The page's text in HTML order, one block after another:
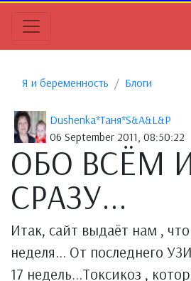
Я и беременность Блоги
Dushenka*Таня*S&A&L&P
06 September 2011, 08:50:22
ОБО ВСЁМ
СРАЗУ...
Итак, сайт выдаёт нам ,
неделя... От последнего
17 недель...Токсикоз ,